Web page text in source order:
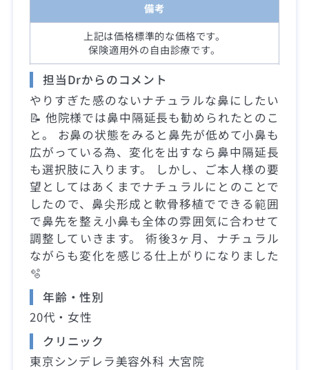
備考
上記は価格標準的な価格です。
保険適用外の自由診療です。
担当Drからのコメント
やりすぎた感のないナチュラルな鼻にしたい
📝 他院様では鼻中隔延長も勧められたとのこ
と。 お鼻の状態をみると鼻先が低めて小鼻も
広がっている為、変化を出すなら鼻中隔延長
も選択肢に入ります。 しかし、ご本人様の要
望としてはあくまでナチュラルにとのことで
したので、鼻尖形成と軟骨移植でできる範囲
で鼻先を整え小鼻も全体の雰囲気に合わせて
調整していきます。 術後3ヶ月、ナチュラル
ながらも変化を感じる仕上がりになりました
🫧
年齢・性別
20代・女性
クリニック
東京シンデレラ美容外科 大宮院